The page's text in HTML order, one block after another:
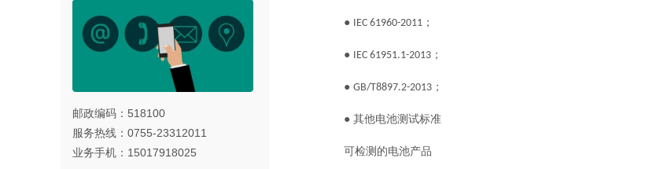
邮政编码：518100
服务热线：0755-23312011
业务手机：15017918025
● IEC 61960-2011 ；
● IEC 61951.1-2013 ；
● GB/T8897.2-2013 ；
● 其他电池测试标准
可检测的电池产品